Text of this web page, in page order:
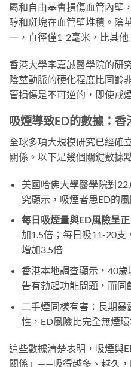
屬和自由基會損傷血管內壁
醇和斑塊在血管壁堆積。陰
一，直徑僅1-2毫米，比其
香港大學李嘉誠醫學院的研
陰莖動脈的硬化程度比同齡
管損傷是不可逆的，即使戒
吸煙導致ED的數據：
全球多項大規模研究已經確
關係。以下是幾個關鍵數據
美國哈佛大學醫學院對
究顯示，吸煙者患ED的
每日吸煙量與ED風險呈
加1.5倍；每日吸11-20支
增加3.5倍
香港本地調查顯示，40
告有勃起功能問題，而同
二手煙同樣有害：長期
性，ED風險比完全無煙
這些數據清楚表明，吸煙與
關係」——吸得越多、越久，